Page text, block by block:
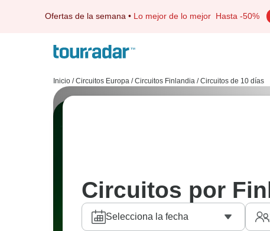
Ofertas de la semana • Lo mejor de lo mejor Hasta -50%
Inicio / Circuitos Europa / Circuitos Finlandia / Circuitos de 10 días
Circuitos por
Selecciona la fecha